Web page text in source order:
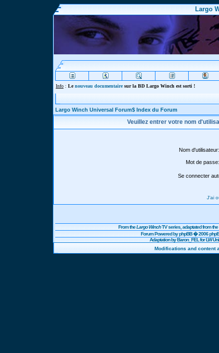
Largo
Info : Lenouveau documentairesur la BD Largo Winch est sorti !
Largo Winch Universal Forum$ Index du Forum
Veuillez entrer votre nom
Nom d'utilisateur:
Mot de passe:
Se connecter
J'ai
From theLargo WinchTV series, adaptated from
Forum Powered byphpBB� 2006
Adaptation by Baron_FEL for LW
Modifications and content